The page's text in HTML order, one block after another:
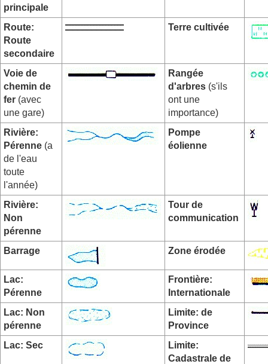
principale
Route:
Route
secondaire
Terre cultivée
Voie de
chemin de
fer (avec
une gare)
Rangée
d'arbres (s'ils
ont une
importance)
Rivière:
Pérenne (a
de l'eau
toute
l'année)
Pompe
éolienne
Rivière:
Non
pérenne
Tour de
communication
Barrage Zone érodée
Lac:
Pérenne
Frontière:
Internationale
Lac: Non
pérenne
Limite: de
Province
Lac: Sec
Limite:
Cadastrale de